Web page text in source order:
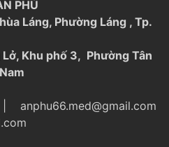
PHÚ
Láng, Phường Láng , Tp.
Khu phố 3, Phường Tân
anphu66.med@gmail.com